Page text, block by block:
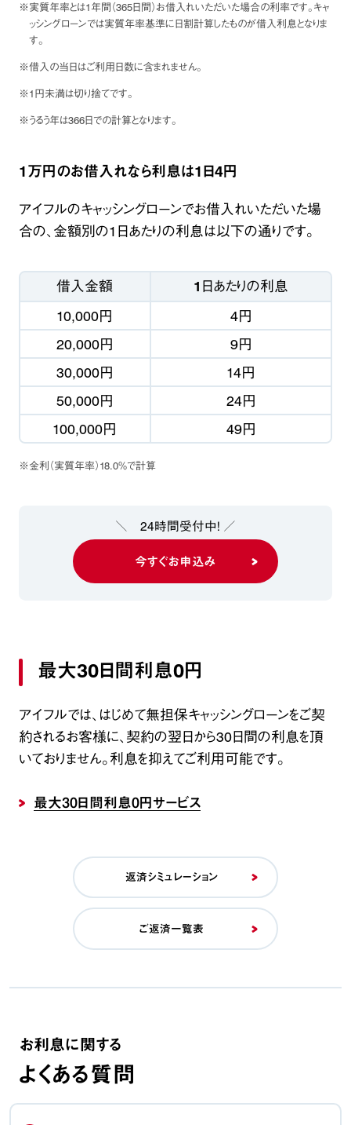
※実質年率とは1年間（365日間）お借入れいただいた場合の利率です。キャ
ッシングローンでは実質年率基準に日割計算したものが借入利息となりま
す。
※借入の当日はご利用日数に含まれません。
※1円未満は切り捨てです。
※うるう年は366日での計算となります。
1万円のお借入れなら利息は1日4円
アイフルのキャッシングローンでお借入れいただいた場
合の、金額別の1日あたりの利息は以下の通りです。
借入金額
1日あたりの利息
10,000円
4円
20,000円
9円
30,000円
14円
50,000円
24円
100,000円
49円
※金利（実質年率）18.0％で計算
＼ 24時間受付中！ ／
今すぐお申込み
最大30日間利息0円
アイフルでは、はじめて無担保キャッシングローンをご契
約されるお客様に、契約の翌日から30日間の利息を頂
いておりません。利息を抑えてご利用可能です。
最大30日間利息0円サービス
返済シミュレーション
ご返済一覧表
お利息に関する
よくある質問